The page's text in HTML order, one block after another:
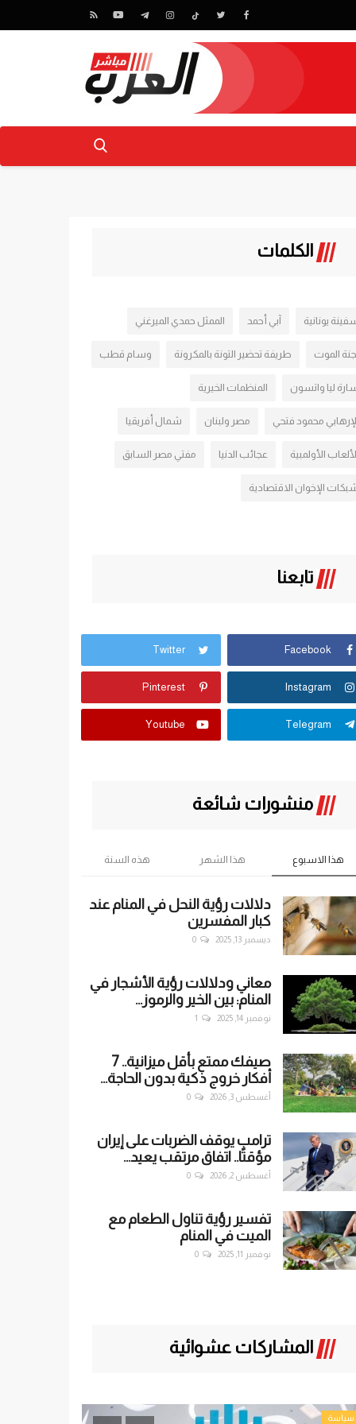
الكلمات
يونانية آبي أحمد الممثل حمدي الميرغني
الموت طريفة تحضير التونة بالمكرونة وسام قطب
ليا واتسون المنظمات الخيرية
محمود فتحي مصر ولبنان شمال أفريقيا
الأولمبية عجائب الدنيا مفتي مصر السابق
الإخوان الاقتصادية
تابعنا
Facebook
Twitter
Instagram
Pinterest
Telegram
Youtube
منشورات شائعة
هذا الاسبوع هذا الشهر هذه السنة
دلالات رؤية النحل في المنام عند
كبار المفسرين
ديسمبر 13, 2025 0
معاني ودلالات رؤية الأشجار في
المنام: بين الخير والرموز...
نوفمبر 14, 2025 1
صيفك ممتع بأقل ميزانية.. 7
أفكار خروج ذكية بدون الحاجة...
أغسطس 3, 2026 0
ترامب يوقف الضربات على إيران
مؤقتًا.. اتفاق مرتقب يعيد...
أغسطس 2, 2026 0
تفسير رؤية تناول الطعام مع
الميت في المنام
نوفمبر 11, 2025 0
المشاركات عشوائية
تحقيقات